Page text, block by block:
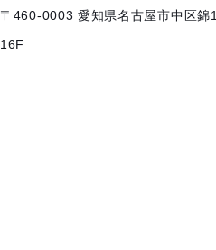
〒460-0003 愛知県名古屋市中区錦
16F